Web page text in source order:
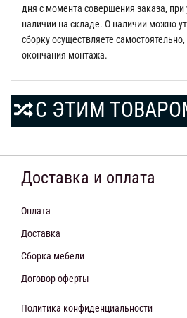
дня с момента совершения заказа, при
наличии на складе. О наличии можно
сборку осуществляете
окончания монтажа.
С ЭТИМ
Доставка и оплата
Оплата
Доставка
Сборка мебели
Договор оферты
Политика конфиденциальности